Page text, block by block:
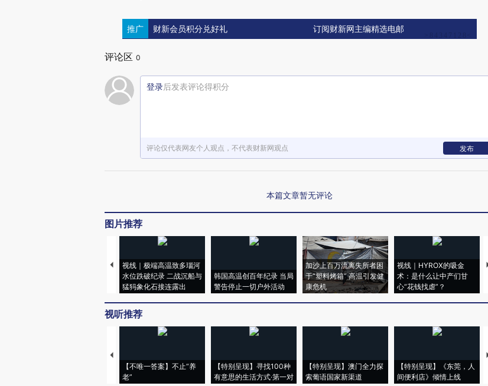
推广 财新会员积分兑好礼 订阅财新网主编精选电邮
评论区 0
登录后发表评论得积分
评论仅代表网友个人观点，不代表财新网观点 发布
本篇文章暂无评论
图片推荐
视线｜极端高温致多瑙河
水位跌破纪录 二战沉船与
猛犸象化石接连露出
韩国高温创百年纪录 当局
警告停止一切户外活动
加沙上百万流离失所者困
于“塑料烤箱” 高温引发健
康危机
视线｜HYROX的吸金
术：是什么让中产们甘
心“花钱找虐”？
视听推荐
【不唯一答案】不止“养
老”
【特别呈现】寻找100种
有意思的生活方式·第一对
【特别呈现】澳门全力探
索葡语国家新渠道
【特别呈现】《东莞，人
间便利店》倾情上线